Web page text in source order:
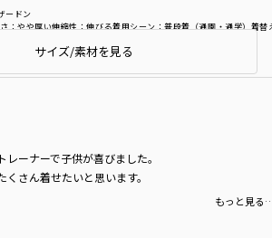
：やや厚い伸縮性：伸びる着用シーン：普段着（通園・通学）着替
ードン
ーナーで子供が喜びました。
さん着せたいと思います。
もっと見る
サイズ/素材を見る